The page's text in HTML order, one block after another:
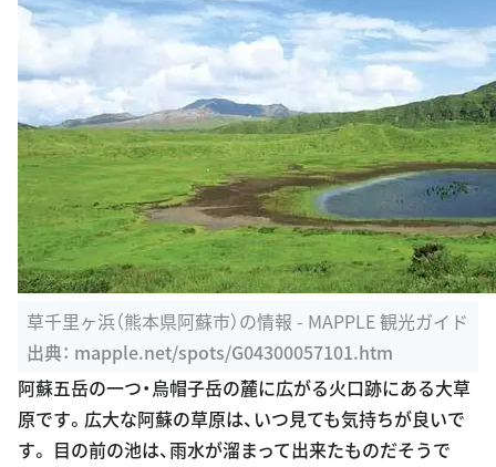
草千里ヶ浜（熊本県阿蘇市）の情報 - MAPPLE 観光ガイド
出典： mapple.net/spots/G04300057101.htm
阿蘇五岳の一つ・烏帽子岳の麓に広がる火口跡にある大草
原です。広大な阿蘇の草原は、いつ見ても気持ちが良いで
す。 目の前の池は、雨水が溜まって出来たものだそうで